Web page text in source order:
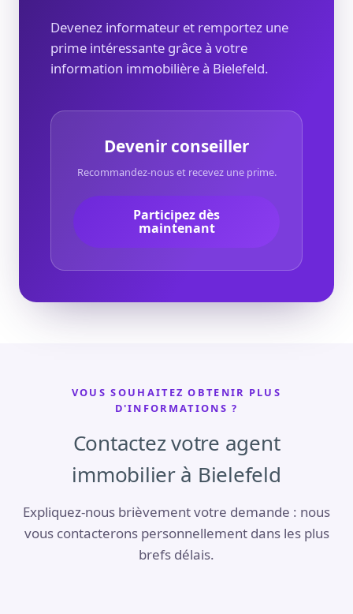
Devenez informateur et remportez une
prime intéressante grâce à votre
information immobilière à Bielefeld.
Devenir conseiller
Recommandez-nous et recevez une prime.
Participez dès
maintenant
VOUS SOUHAITEZ OBTENIR PLUS
D'INFORMATIONS ?
Contactez votre agent
immobilier à Bielefeld
Expliquez-nous brièvement votre demande : nous
vous contacterons personnellement dans les plus
brefs délais.